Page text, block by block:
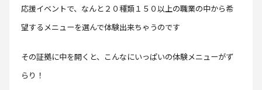
応援イベントで、なんと２０種類１５０以上の職業の中から希
望するメニューを選んで体験出来ちゃうのです
その証拠に中を開くと、こんなにいっぱいの体験メニューがず
らり！